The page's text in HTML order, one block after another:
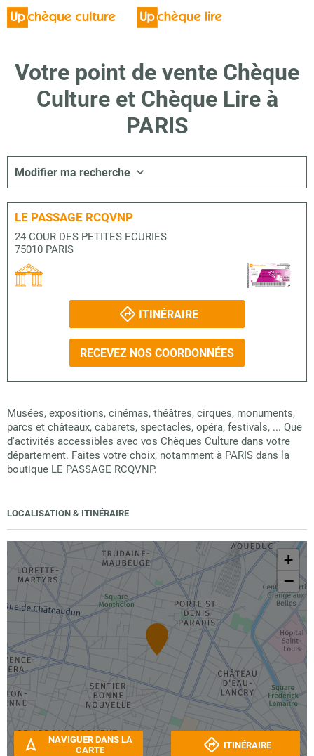
Votre point de vente Chèque
Culture et Chèque Lire à
PARIS
Modifier ma recherche
LE PASSAGE RCQVNP
24 COUR DES PETITES ECURIES
75010 PARIS
ITINÉRAIRE
RECEVEZ NOS COORDONNÉES
Musées, expositions, cinémas, théâtres, cirques, monuments,
parcs et châteaux, cabarets, spectacles, opéra, festivals, ... Que
d'activités accessibles avec vos Chèques Culture dans votre
département. Faites votre choix, notamment à PARIS dans la
boutique LE PASSAGE RCQVNP.
LOCALISATION & ITINÉRAIRE
+
−
NAVIGUER DANS LA
CARTE
ITINÉRAIRE